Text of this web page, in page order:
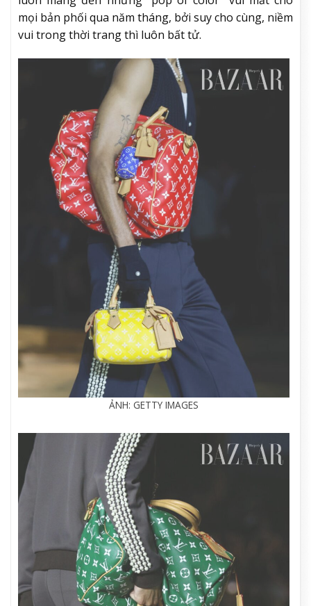
mọi bản phối qua năm tháng, bởi suy cho cùng, niềm
vui trong thời trang thì luôn bất tử.
ẢNH: GETTY IMAGES